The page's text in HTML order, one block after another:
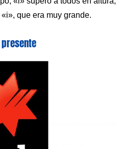
que era muy grande.
presente